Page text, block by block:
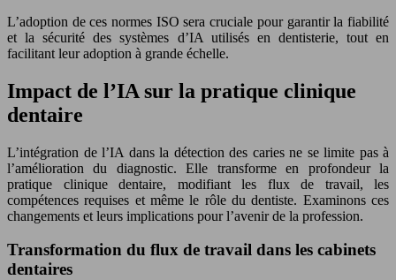
L’adoption de ces normes ISO sera cruciale pour garantir la fiabilité
et la sécurité des systèmes d’IA utilisés en dentisterie, tout en
facilitant leur adoption à grande échelle.
Impact de l’IA sur la pratique clinique
dentaire
L’intégration de l’IA dans la détection des caries ne se limite pas à
l’amélioration du diagnostic. Elle transforme en profondeur la
pratique clinique dentaire, modifiant les flux de travail, les
compétences requises et même le rôle du dentiste. Examinons ces
changements et leurs implications pour l’avenir de la profession.
Transformation du flux de travail dans les cabinets
dentaires